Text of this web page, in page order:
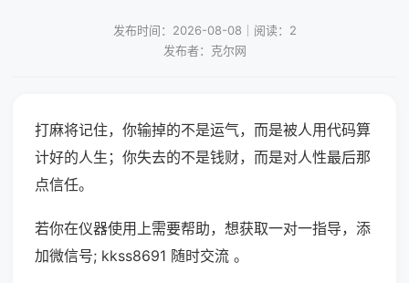
发布时间：2026-08-08｜阅读：2
发布者：克尔网
打麻将记住，你输掉的不是运气，而是被人用代码算
计好的人生；你失去的不是钱财，而是对人性最后那
点信任。
若你在仪器使用上需要帮助，想获取一对一指导，添
加微信号; kkss8691 随时交流 。